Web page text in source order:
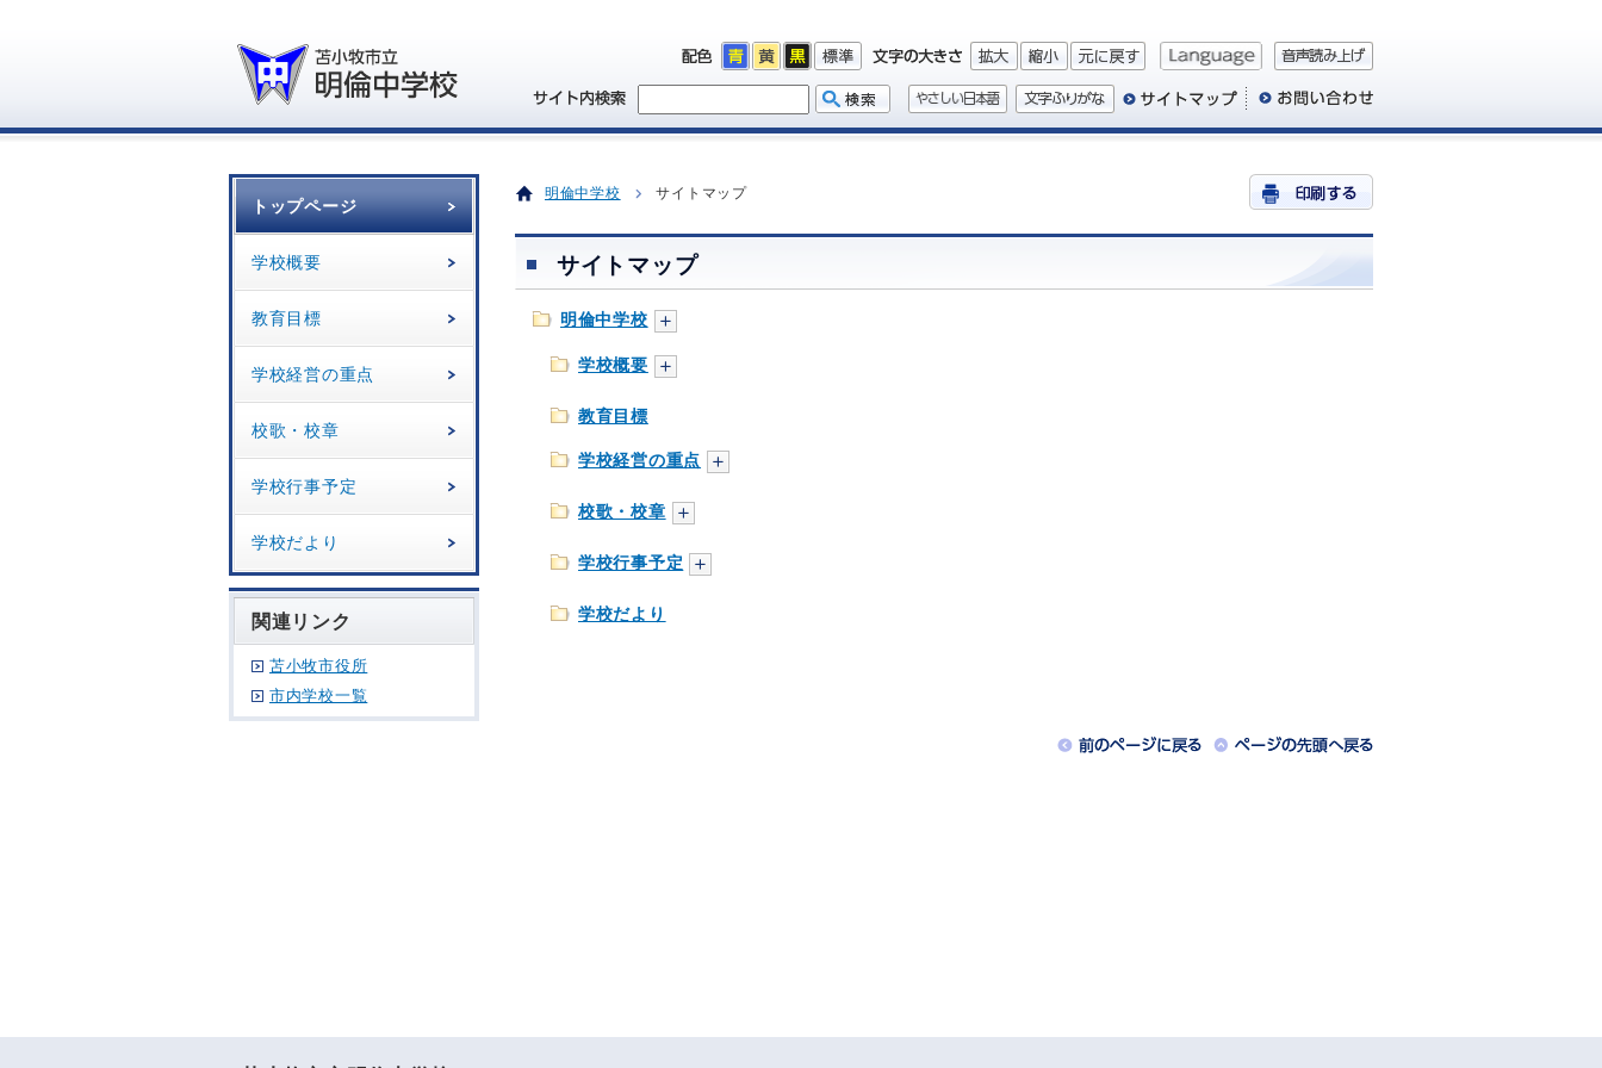
トップページ
学校概要
教育目標
学校経営の重点
校歌・校章
学校行事予定
学校だより
関連リンク
苫小牧市役所
市内学校一覧
明倫中学校 サイトマップ
サイトマップ
明倫中学校
学校概要
教育目標
学校経営の重点
校歌・校章
学校行事予定
学校だより